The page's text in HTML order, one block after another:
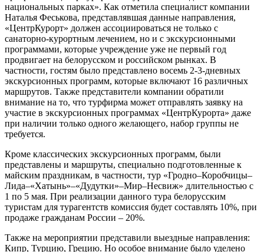
национальных парках». Как отметила специалист компании
Наталья Феськова, представлявшая данные направления,
«ЦентрКурорт» должен ассоциироваться не только с
санаторно-курортным лечением, но и с экскурсионными
программами, которые учреждение уже не первый год
продвигает на белорусском и российском рынках. В
частности, гостям было представлено восемь 2-3-дневных
экскурсионных программ, которые включают 16 различных
маршрутов. Также представители компании обратили
внимание на то, что турфирма может отправлять заявку на
участие в экскурсионных программах «ЦентрКурорта» даже
при наличии только одного желающего, набор группы не
требуется.
Кроме классических экскурсионных программ, были
представлены и маршруты, специально подготовленные к
майским праздникам, в частности, тур «Гродно–Коробчицы–
Лида–«Хатынь»–«Дудутки»–Мир–Несвиж» длительностью с
1 по 5 мая. При реализации данного тура белорусским
туристам для турагентств комиссия будет составлять 10%, при
продаже гражданам России – 20%.
Также на мероприятии представили выездные направления:
Кипр, Турцию, Грецию. Но особое внимание было уделено